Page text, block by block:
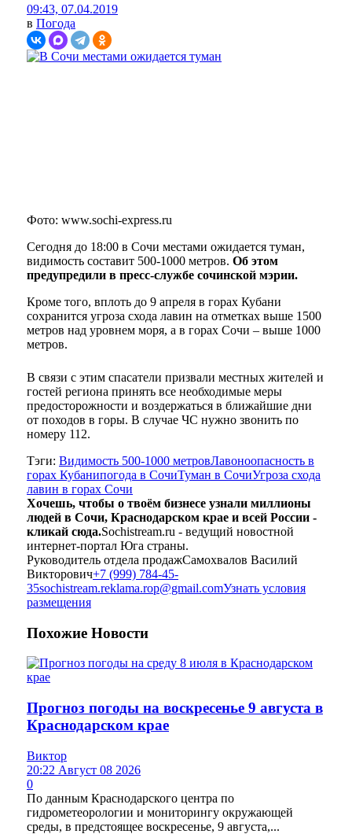
09:43, 07.04.2019
в Погода
Фото: www.sochi-express.ru
Сегодня до 18:00 в Сочи местами ожидается туман,
видимость составит 500-1000 метров. Об этом
предупредили в пресс-службе сочинской мэрии.
Кроме того, вплоть до 9 апреля в горах Кубани
сохранится угроза схода лавин на отметках выше 1500
метров над уровнем моря, а в горах Сочи – выше 1000
метров.
В связи с этим спасатели призвали местных жителей и
гостей региона принять все необходимые меры
предосторожности и воздержаться в ближайшие дни
от походов в горы. В случае ЧС нужно звонить по
номеру 112.
Тэги: Видимость 500-1000 метровЛавоноопасность в
горах Кубанипогода в СочиТуман в СочиУгроза схода
лавин в горах Сочи
Хочешь, чтобы о твоём бизнесе узнали миллионы
людей в Сочи, Краснодарском крае и всей России -
кликай сюда.Sochistream.ru - ведущий новостной
интернет-портал Юга страны.
Руководитель отдела продажСамохвалов Василий
Викторович+7 (999) 784-45-
35sochistream.reklama.rop@gmail.comУзнать условия
размещения
Похожие Новости
Прогноз погоды на воскресенье 9 августа в
Краснодарском крае
Виктор
20:22 Август 08 2026
0
По данным Краснодарского центра по
гидрометеорологии и мониторингу окружающей
среды, в предстоящее воскресенье, 9 августа,...